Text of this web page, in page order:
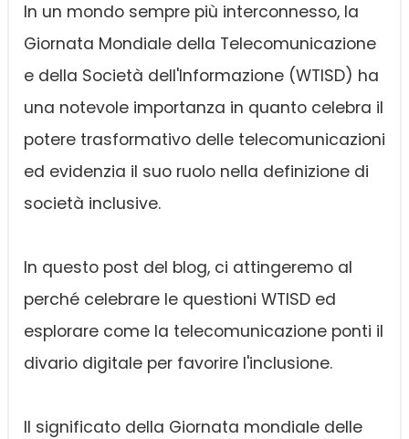
In un mondo sempre più interconnesso, la
Giornata Mondiale della Telecomunicazione
e della Società dell'Informazione (WTISD) ha
una notevole importanza in quanto celebra il
potere trasformativo delle telecomunicazioni
ed evidenzia il suo ruolo nella definizione di
società inclusive.
In questo post del blog, ci attingeremo al
perché celebrare le questioni WTISD ed
esplorare come la telecomunicazione ponti il
divario digitale per favorire l'inclusione.
Il significato della Giornata mondiale delle